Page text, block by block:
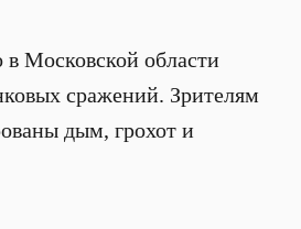
Московской области
сражений. Зрителям
дым, грохот и